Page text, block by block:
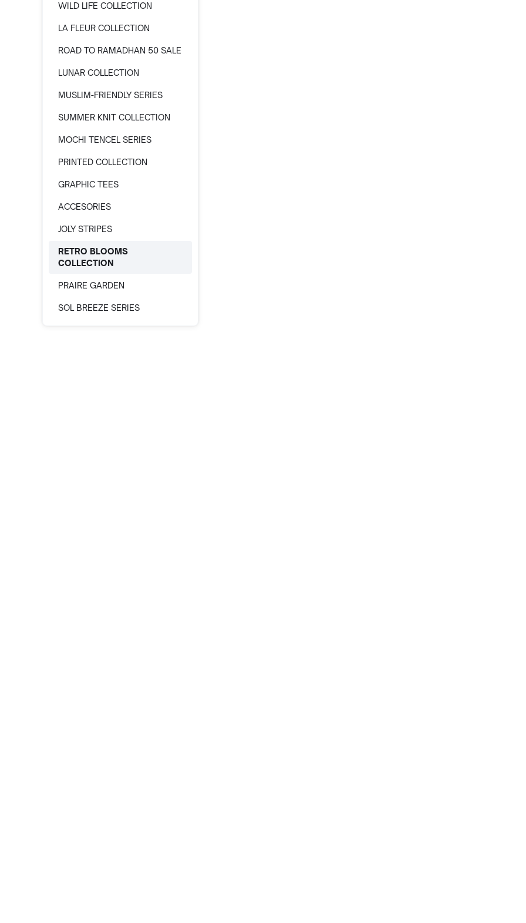
WILD LIFE COLLECTION
LA FLEUR COLLECTION
ROAD TO RAMADHAN 50 SALE
LUNAR COLLECTION
MUSLIM-FRIENDLY SERIES
SUMMER KNIT COLLECTION
MOCHI TENCEL SERIES
PRINTED COLLECTION
GRAPHIC TEES
ACCESORIES
JOLY STRIPES
RETRO BLOOMS
COLLECTION
PRAIRE GARDEN
SOL BREEZE SERIES